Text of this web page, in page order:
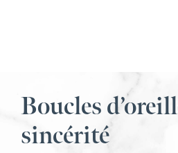
Boucles
sincérité